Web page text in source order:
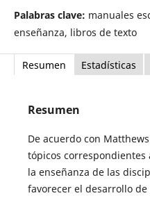
Palabras clave: manuales
enseñanza, libros de texto
Resumen Estadísticas
Resumen
De acuerdo con
tópicos
la enseñanza de las
favorecer el desarrollo